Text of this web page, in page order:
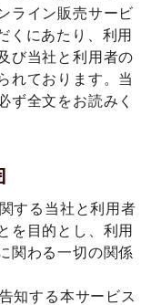
ライン販売サービ
くにあたり、利用
び当社と利用者の
れております。当
ず全文をお読みく
する当社と利用者
を目的とし、利用
関わる一切の関係
知する本サービス